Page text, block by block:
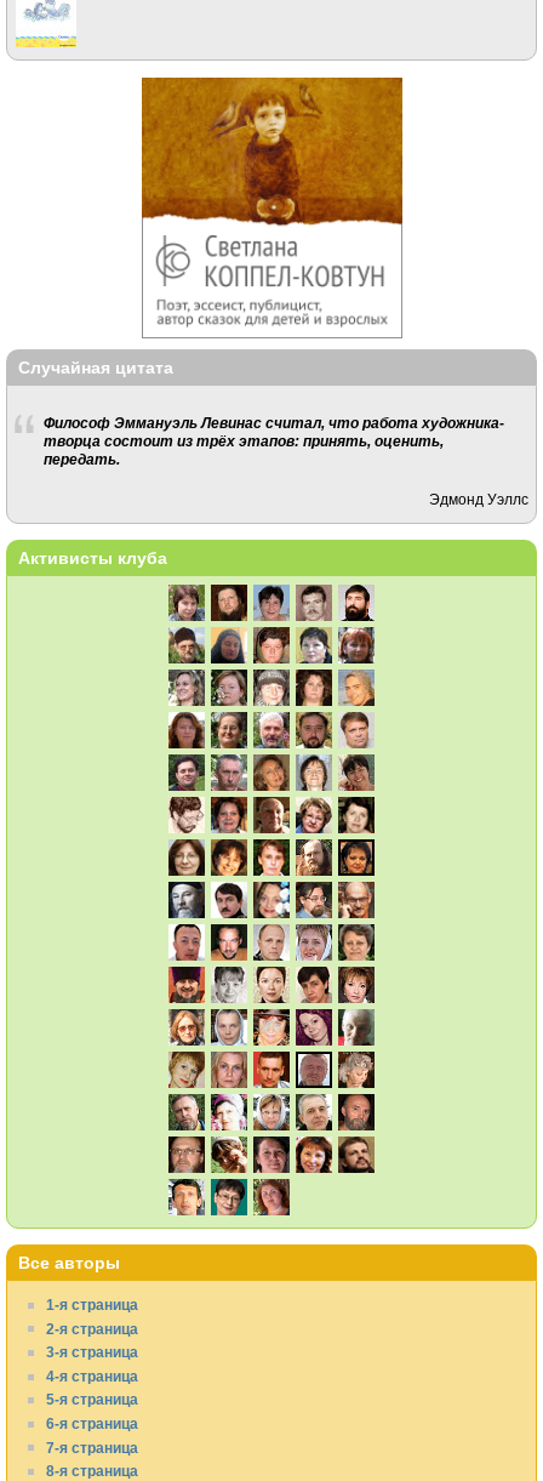
Случайная цитата
Философ Эммануэль Левинас считал, что работа художника-
творца состоит из трёх этапов: принять, оценить,
передать.
Эдмонд Уэллс
Активисты клуба
Все авторы
1-я страница
2-я страница
3-я страница
4-я страница
5-я страница
6-я страница
7-я страница
8-я страница